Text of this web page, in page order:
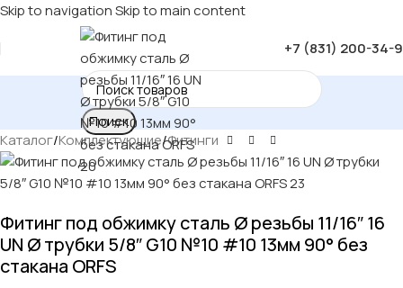
Skip to navigationSkip to main content
+7 (831) 200-34-
Поиск
Каталог/Комплектующие/Фитинги
Фитинг под обжимку сталь Ø резьбы 11/16″ 16
UN Ø трубки 5/8″ G10 №10 #10 13мм 90° без
стакана ORFS